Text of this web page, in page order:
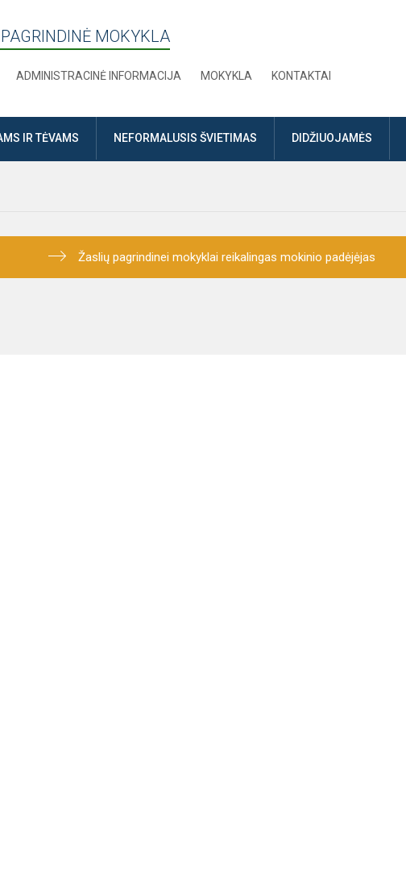
MOKYKLA
ADMINISTRACINĖ INFORMACIJA MOKYKLA KONTAKTAI
IR TĖVAMS NEFORMALUSIS ŠVIETIMAS DIDŽIUOJAMĖS
Žaslių pagrindinei mokyklai reikalingas mokinio padėjėjas